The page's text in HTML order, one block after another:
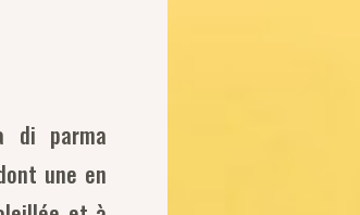
di parma
une en